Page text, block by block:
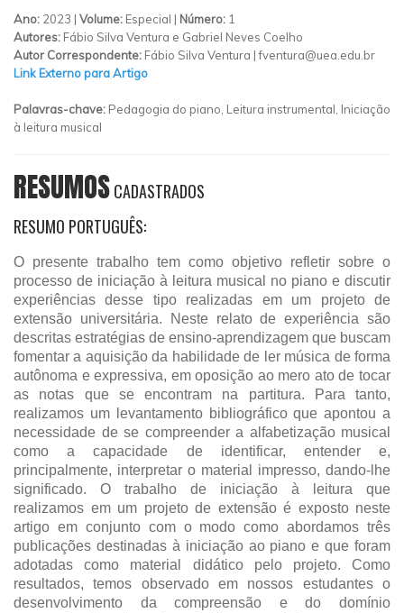
Ano: 2023 | Volume: Especial | Número: 1
Autores: Fábio Silva Ventura e Gabriel Neves Coelho
Autor Correspondente: Fábio Silva Ventura |fventura@uea.edu.br
Link Externo para Artigo
Palavras-chave: Pedagogia do piano, Leitura instrumental, Iniciação
à leitura musical
RESUMOSCADASTRADOS
RESUMO PORTUGUÊS:
O presente trabalho tem como objetivo refletir sobre o
processo de iniciação à leitura musical no piano e discutir
experiências desse tipo realizadas em um projeto de
extensão universitária. Neste relato de experiência são
descritas estratégias de ensino-aprendizagem que buscam
fomentar a aquisição da habilidade de ler música de forma
autônoma e expressiva, em oposição ao mero ato de tocar
as notas que se encontram na partitura. Para tanto,
realizamos um levantamento bibliográfico que apontou a
necessidade de se compreender a alfabetização musical
como a capacidade de identificar, entender e,
principalmente, interpretar o material impresso, dando-lhe
significado. O trabalho de iniciação à leitura que
realizamos em um projeto de extensão é exposto neste
artigo em conjunto com o modo como abordamos três
publicações destinadas à iniciação ao piano e que foram
adotadas como material didático pelo projeto. Como
resultados, temos observado em nossos estudantes o
desenvolvimento da compreensão e do domínio